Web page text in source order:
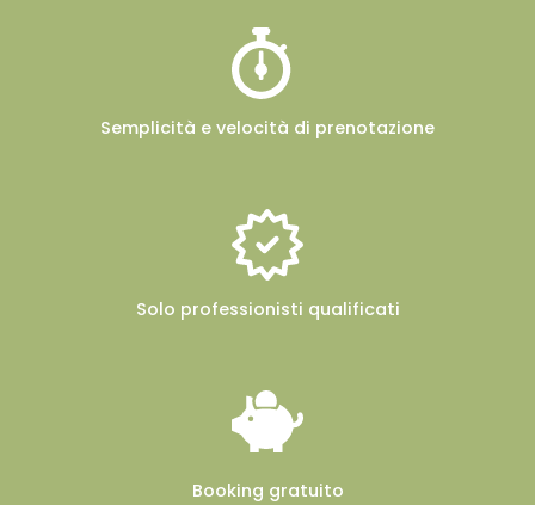
Semplicità e velocità di prenotazione
Solo professionisti qualificati
Booking gratuito